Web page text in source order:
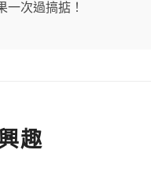
一次過搞掂！
趣